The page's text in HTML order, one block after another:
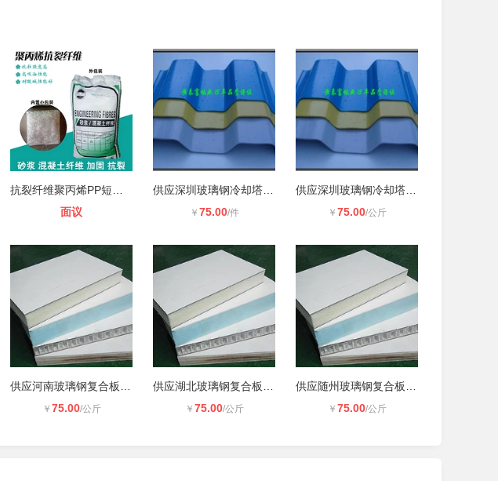
面议
￥ 75.00/件 ￥ 75.00/公斤
￥ 75.00/公斤 ￥ 75.00/公斤 ￥ 75.00/公斤